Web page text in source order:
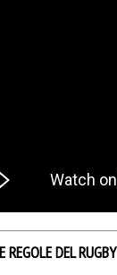
REGOLE DEL RUGBY